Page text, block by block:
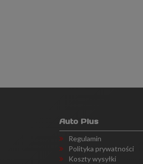
Auto Plus
Regulamin
Polityka prywatności
Koszty wysyłki